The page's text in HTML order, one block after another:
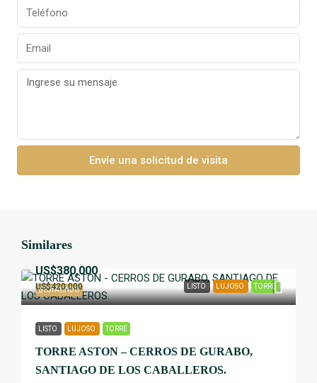
Envíe una solicitud de visita
Similares
DESTACADO LISTO LUJOSO TORRE
US$380,000
US$420,000
LISTO LUJOSO TORRE
TORRE ASTON – CERROS DE GURABO,
SANTIAGO DE LOS CABALLEROS.